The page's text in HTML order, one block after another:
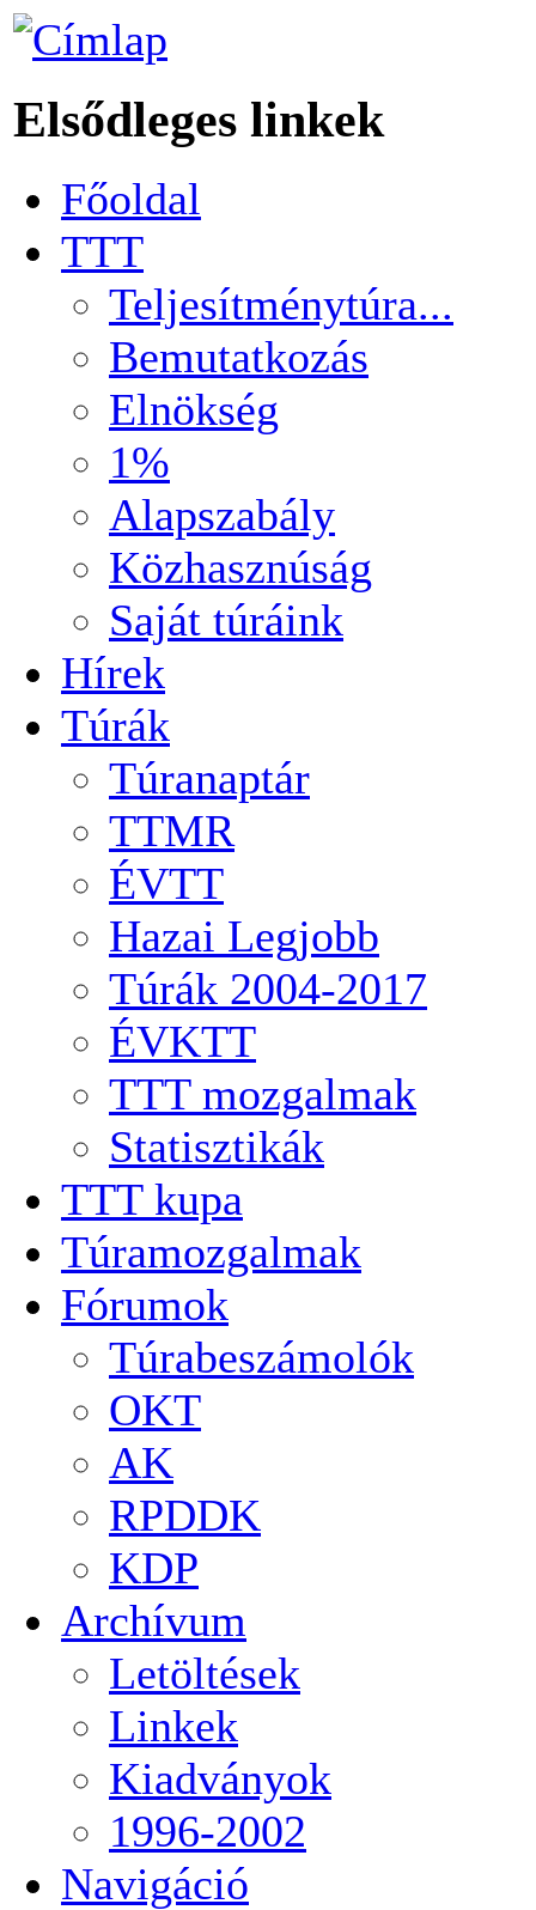
Elsődleges linkek
Főoldal
TTT
Teljesítménytúra...
Bemutatkozás
Elnökség
1%
Alapszabály
Közhasznúság
Saját túráink
Hírek
Túrák
Túranaptár
TTMR
ÉVTT
Hazai Legjobb
Túrák 2004-2017
ÉVKTT
TTT mozgalmak
Statisztikák
TTT kupa
Túramozgalmak
Fórumok
Túrabeszámolók
OKT
AK
RPDDK
KDP
Archívum
Letöltések
Linkek
Kiadványok
1996-2002
Navigáció